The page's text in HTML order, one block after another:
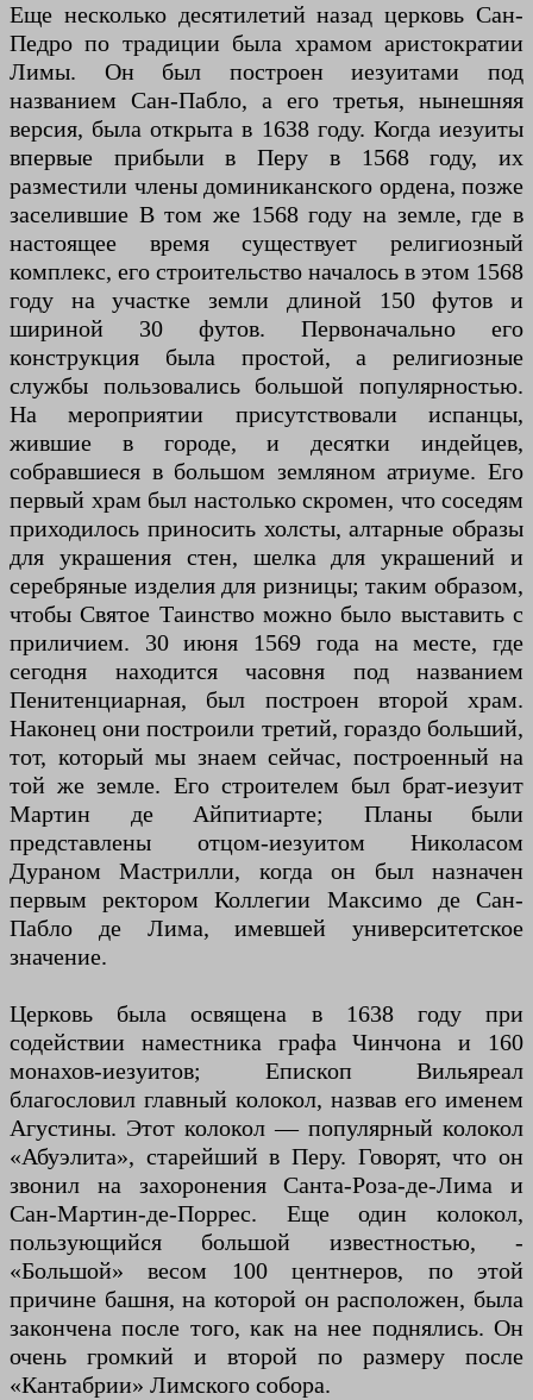
Еще несколько десятилетий назад церковь Сан-
Педро по традиции была храмом аристократии
Лимы. Он был построен иезуитами под
названием Сан-Пабло, а его третья, нынешняя
версия, была открыта в 1638 году. Когда иезуиты
впервые прибыли в Перу в 1568 году, их
разместили члены доминиканского ордена, позже
заселившие В том же 1568 году на земле, где в
настоящее время существует религиозный
комплекс, его строительство началось в этом 1568
году на участке земли длиной 150 футов и
шириной 30 футов. Первоначально его
конструкция была простой, а религиозные
службы пользовались большой популярностью.
На мероприятии присутствовали испанцы,
жившие в городе, и десятки индейцев,
собравшиеся в большом земляном атриуме. Его
первый храм был настолько скромен, что соседям
приходилось приносить холсты, алтарные образы
для украшения стен, шелка для украшений и
серебряные изделия для ризницы; таким образом,
чтобы Святое Таинство можно было выставить с
приличием. 30 июня 1569 года на месте, где
сегодня находится часовня под названием
Пенитенциарная, был построен второй храм.
Наконец они построили третий, гораздо больший,
тот, который мы знаем сейчас, построенный на
той же земле. Его строителем был брат-иезуит
Мартин де Айпитиарте; Планы были
представлены отцом-иезуитом Николасом
Дураном Мастрилли, когда он был назначен
первым ректором Коллегии Максимо де Сан-
Пабло де Лима, имевшей университетское
значение.
Церковь была освящена в 1638 году при
содействии наместника графа Чинчона и 160
монахов-иезуитов; Епископ Вильяреал
благословил главный колокол, назвав его именем
Агустины. Этот колокол — популярный колокол
«Абуэлита», старейший в Перу. Говорят, что он
звонил на захоронения Санта-Роза-де-Лима и
Сан-Мартин-де-Поррес. Еще один колокол,
пользующийся большой известностью, -
«Большой» весом 100 центнеров, по этой
причине башня, на которой он расположен, была
закончена после того, как на нее поднялись. Он
очень громкий и второй по размеру после
«Кантабрии» Лимского собора.